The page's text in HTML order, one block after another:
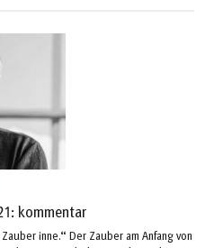
kommentar
inne.“ Der Zauber am Anfang von